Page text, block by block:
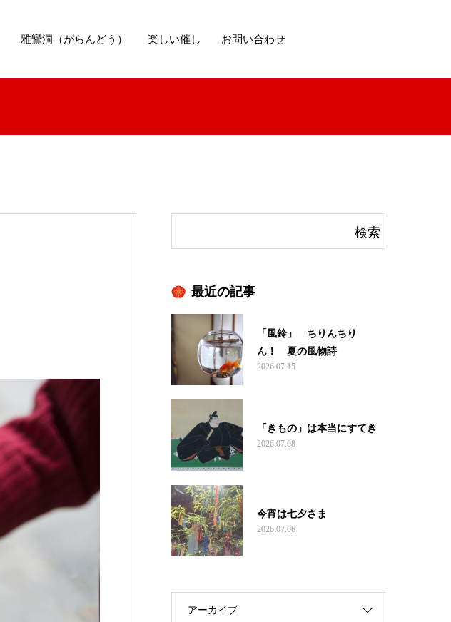
雅鸞洞（がらんどう） 楽しい催し お問い合わせ
最近の記事
「風鈴」 ちりんちり
ん！ 夏の風物詩
2026.07.15
「きもの」は本当にすてき
2026.07.08
今宵は七夕さま
2026.07.06
アーカイブ